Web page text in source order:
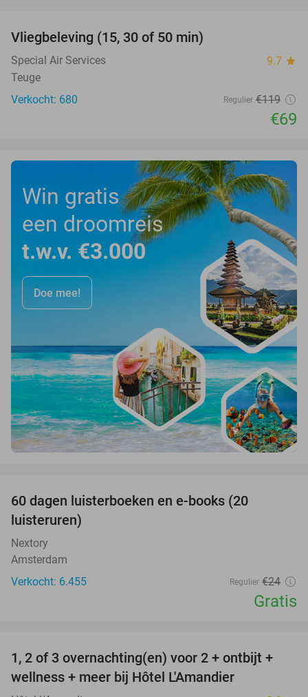
Vliegbeleving (15, 30 of 50 min)
Special Air Services 9.7 star
Teuge
Verkocht: 680
Regulier €119
€69
Win gratis
een droomreis
t.w.v. €3.000
Doe mee!
60 dagen luisterboeken en e-books (20
luisteruren)
Nextory
Amsterdam
Verkocht: 6.455
Regulier €24
Gratis
32%
TODAY
1, 2 of 3 overnachting(en) voor 2 + ontbijt +
wellness + meer bij Hôtel L'Amandier